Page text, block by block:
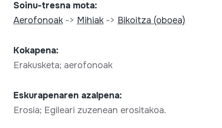
Soinu-tresna mota:
Aerofonoak-> Mihiak-> Bikoitza (oboea)
Kokapena:
Erakusketa; aerofonoak
Eskurapenaren azalpena:
Erosia; Egileari zuzenean erositakoa.